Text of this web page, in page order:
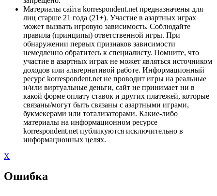
Материалы сайта korrespondent.net предназначены для
лиц старше 21 года (21+). Участие в азартных играх
может вызвать игровую зависимость. Соблюдайте
правила (принципы) ответственной игры. При
обнаружении первых признаков зависимости
немедленно обратитесь к специалисту. Помните, что
участие в азартных играх не может являться источником
доходов или альтернативой работе. Информационный
ресурс korrespondent.net не проводит игры на реальные
и/или виртуальные деньги, сайт не принимает ни в
какой форме оплату ставок и других платежей, которые
связаны/могут быть связаны с азартными играми,
букмекерами или тотализаторами. Какие-либо
материалы на информационном ресурсе
korrespondent.net публикуются исключительно в
информационных целях.
X
Ошибка